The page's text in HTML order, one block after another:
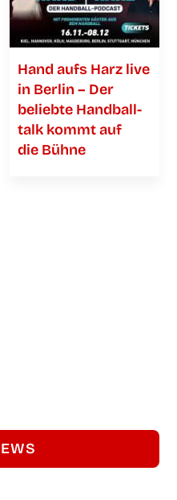
Hand aufs Harz live
in Ber­lin – Der
belieb­te Hand­ball­
talk kommt auf
die Bühne